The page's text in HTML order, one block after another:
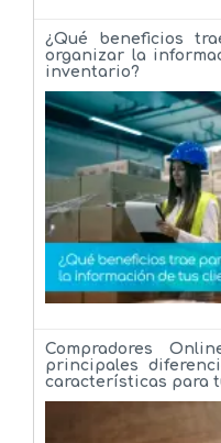
¿Qué beneficios
organizar la
inventario?
Compradores
principales
características para